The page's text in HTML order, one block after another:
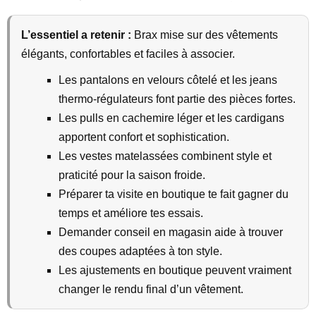
L’essentiel a retenir : Brax mise sur des vêtements
élégants, confortables et faciles à associer.
Les pantalons en velours côtelé et les jeans
thermo-régulateurs font partie des pièces fortes.
Les pulls en cachemire léger et les cardigans
apportent confort et sophistication.
Les vestes matelassées combinent style et
praticité pour la saison froide.
Préparer ta visite en boutique te fait gagner du
temps et améliore tes essais.
Demander conseil en magasin aide à trouver
des coupes adaptées à ton style.
Les ajustements en boutique peuvent vraiment
changer le rendu final d’un vêtement.